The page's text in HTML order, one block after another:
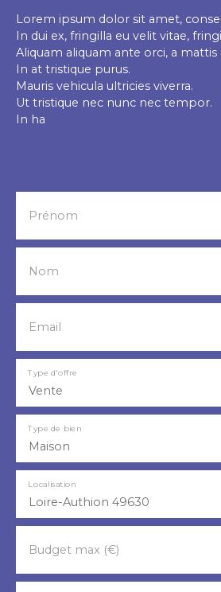
Lorem ipsum dolor sit amet,
In dui ex, fringilla eu velit vitae,
Aliquam aliquam ante orci, a mattis
In at tristique purus.
Mauris vehicula ultricies viverra.
Ut tristique nec nunc nec tempor.
In ha
Prénom
Nom
Email
Vente
Type d'offre
Maison
Type de bien
Loire-Authion 49630
Localisation
Budget max (€)